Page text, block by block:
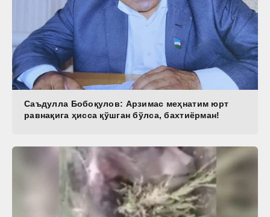
Саъдулла Бобоқулов: Арзимас меҳнатим юрт
равнақига ҳисса қўшган бўлса, бахтиёрман!